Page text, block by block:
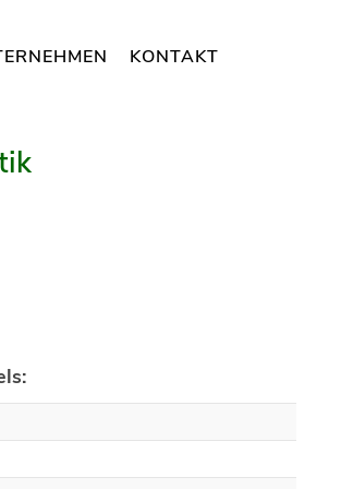
KONTAKT